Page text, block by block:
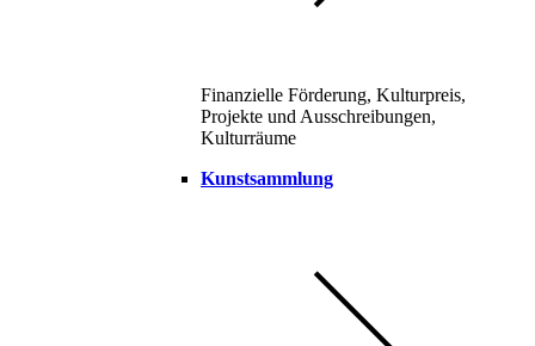
Finanzielle Förderung, Kulturpreis,
Projekte und Ausschreibungen,
Kulturräume
Kunstsammlung